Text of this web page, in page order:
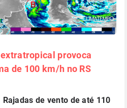
provoca
de 100 km/h no RS
de vento de até 110